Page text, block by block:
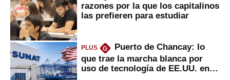
razones por la que los capitalinos
las prefieren para estudiar
PLUS G
Puerto de Chancay: lo
que trae la marcha blanca por
uso de tecnología de EE.UU. en